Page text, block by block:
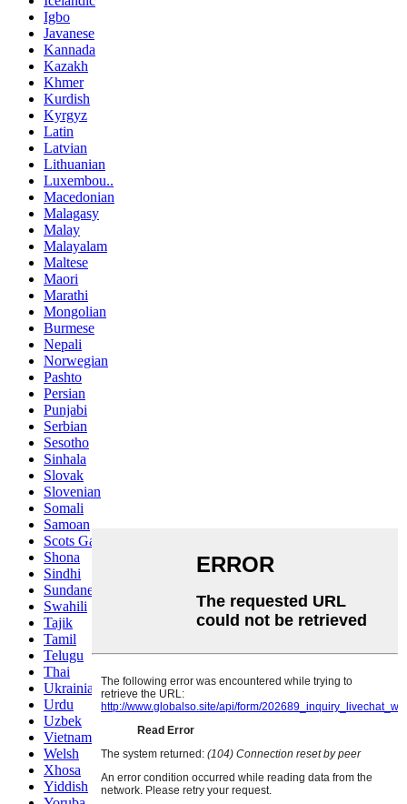
Igbo
Javanese
Kannada
Kazakh
Khmer
Kurdish
Kyrgyz
Latin
Latvian
Lithuanian
Luxembou..
Macedonian
Malagasy
Malay
Malayalam
Maltese
Maori
Marathi
Mongolian
Burmese
Nepali
Norwegian
Pashto
Persian
Punjabi
Serbian
Sesotho
Sinhala
Slovak
Slovenian
Somali
Samoan
Scots Gaelic
Shona
Sindhi
Sundanese
Swahili
Tajik
Tamil
Telugu
Thai
Ukrainian
Urdu
Uzbek
Vietnamese
Welsh
Xhosa
Yiddish